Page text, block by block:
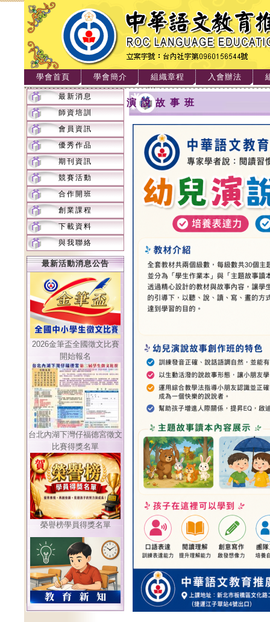
學會首頁 學會簡介 組織章程 入會辦法
最新消息
師資培訓
會員資訊
優秀作品
期刊資訊
競賽活動
合作開班
創業課程
下載資料
與我聯絡
最新活動消息公告
2026金筆盃全國徵文比賽
開始報名
台北內湖下灣仔福德宮徵文
比賽得獎名單
榮譽榜學員得獎名單
演說故事班